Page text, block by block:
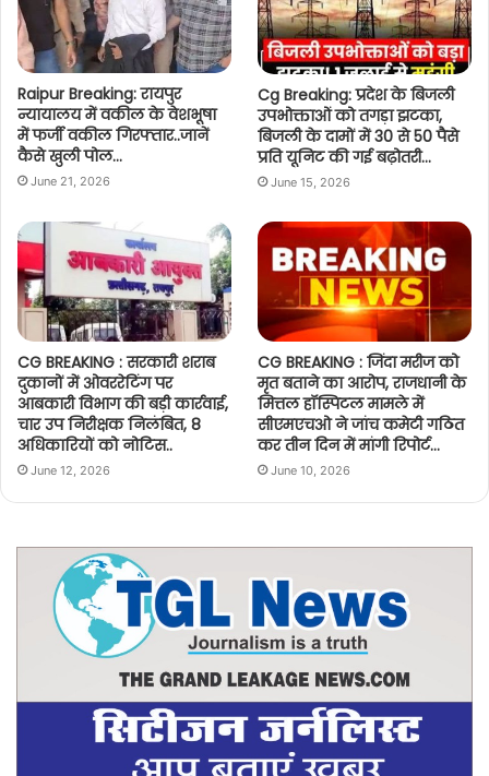
Raipur Breaking: रायपुर
न्यायालय में वकील के वेशभूषा
में फर्जी वकील गिरफ्तार..जानें
कैसे खुली पोल…
June 21, 2026
Cg Breaking: प्रदेश के बिजली
उपभोक्ताओं को तगड़ा झटका,
बिजली के दामों में 30 से 50 पैसे
प्रति यूनिट की गई बढ़ोतरी…
June 15, 2026
CG BREAKING : सरकारी शराब
दुकानों में ओवररेटिंग पर
आबकारी विभाग की बड़ी कार्रवाई,
चार उप निरीक्षक निलंबित, 8
अधिकारियों को नोटिस..
June 12, 2026
CG BREAKING : जिंदा मरीज को
मृत बताने का आरोप, राजधानी के
मित्तल हॉस्पिटल मामले में
सीएमएचओ ने जांच कमेटी गठित
कर तीन दिन में मांगी रिपोर्ट…
June 10, 2026